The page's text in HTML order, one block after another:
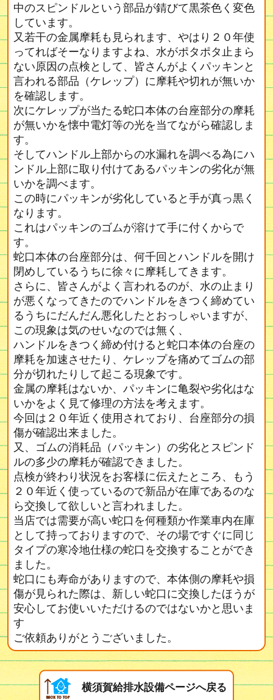
中のスピンドルという部品が錆びて黒茶色く変色
しています。
又若干の金属摩耗も見られます、やはり２０年使
ってればそーなりますよね、水がポタポタ止まら
ない原因の点検として、皆さんがよくパッキンと
言われる部品（ケレップ）に摩耗や切れが無いか
を確認します。
次にケレップが当たる蛇口本体の台座部分の摩耗
が無いかを懐中電灯等の光を当てながら確認しま
す。
そしてハンドル上部からの水漏れを調べる為にハ
ンドル上部に取り付けてあるパッキンの劣化が無
いかを調べます。
この時にパッキンが劣化していると手が真っ黒く
なります。
これはパッキンのゴムが溶けて手に付くからで
す。
蛇口本体の台座部分は、何千回とハンドルを開け
閉めしているうちに徐々に摩耗してきます。
さらに、皆さんがよく言われるのが、水の止まり
が悪くなってきたのでハンドルをきつく締めてい
るうちにだんだん悪化したとおっしゃいますが、
この現象は気のせいなのでは無く、
ハンドルをきつく締め付けると蛇口本体の台座の
摩耗を加速させたり、ケレップを痛めてゴムの部
分が切れたりして起こる現象です。
金属の摩耗はないか、パッキンに亀裂や劣化はな
いかをよく見て修理の方法を考えます。
今回は２０年近く使用されており、台座部分の損
傷が確認出来ました。
又、ゴムの消耗品（パッキン）の劣化とスピンド
ルの多少の摩耗が確認できました。
点検が終わり状況をお客様に伝えたところ、もう
２０年近く使っているので新品が在庫であるのな
ら交換して欲しいと言われました。
当店では需要が高い蛇口を何種類か作業車内在庫
として持っておりますので、その場ですぐに同じ
タイプの寒冷地仕様の蛇口を交換することができ
ました。
蛇口にも寿命がありますので、本体側の摩耗や損
傷が見られた際は、新しい蛇口に交換したほうが
安心してお使いいただけるのではないかと思いま
す
ご依頼ありがとうございました。
横須賀給排水設備ページへ戻る